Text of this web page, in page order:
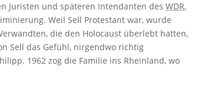
Juristen und späteren Intendanten desWDR,
Weil Sell Protestant war, wurde
die den Holocaust überlebt hatten,
Sell das Gefühl, nirgendwo richtig
1962 zog die Familie ins Rheinland, wo